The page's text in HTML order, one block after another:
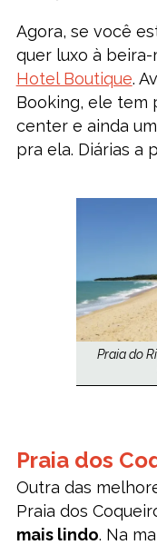
Agora, se você
quer luxo à beira-
Hotel Boutique.
Booking, ele tem
center e ainda
pra ela. Diárias a
Praia do
Praia dos
Outra das
Praia dos
mais lindo. Na